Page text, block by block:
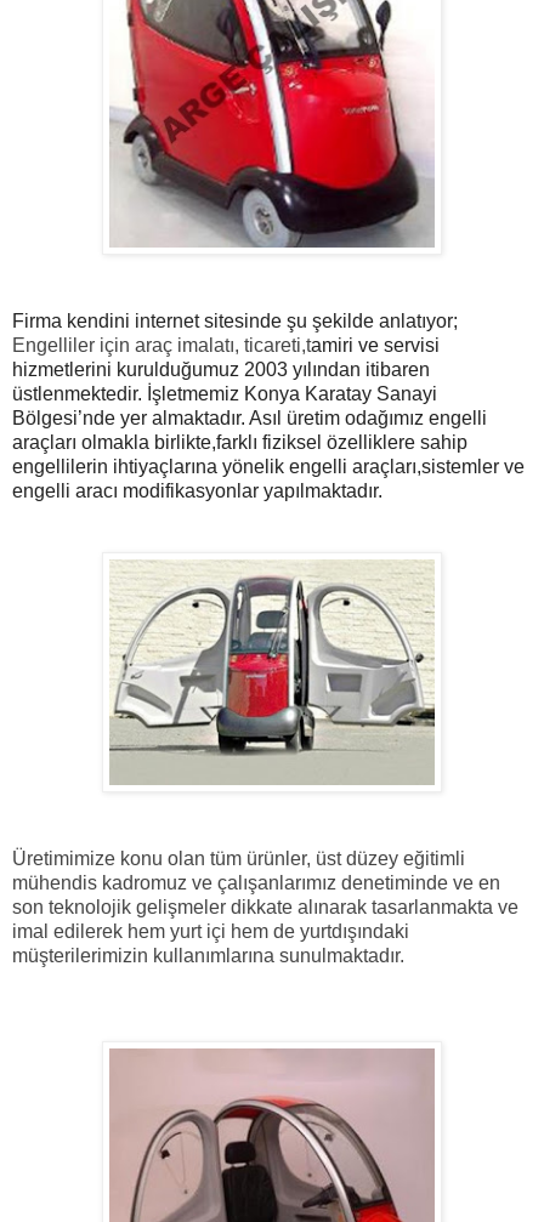
Firma kendini internet sitesinde şu şekilde anlatıyor;
Engelliler için araç imalatı, ticareti,tamiri ve servisi
hizmetlerini kurulduğumuz 2003 yılından itibaren
üstlenmektedir. İşletmemiz Konya Karatay Sanayi
Bölgesi’nde yer almaktadır. Asıl üretim odağımız engelli
araçları olmakla birlikte,farklı fiziksel özelliklere sahip
engellilerin ihtiyaçlarına yönelik engelli araçları,sistemler ve
engelli aracı modifikasyonlar yapılmaktadır.
Üretimimize konu olan tüm ürünler, üst düzey eğitimli
mühendis kadromuz ve çalışanlarımız denetiminde ve en
son teknolojik gelişmeler dikkate alınarak tasarlanmakta ve
imal edilerek hem yurt içi hem de yurtdışındaki
müşterilerimizin kullanımlarına sunulmaktadır.